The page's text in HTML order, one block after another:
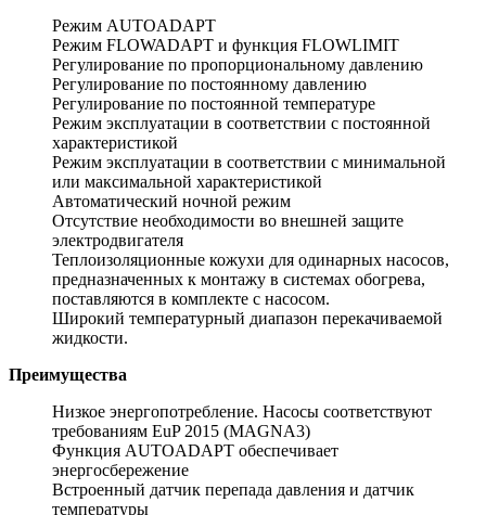
Режим AUTOADAPT
Режим FLOWADAPT и функция FLOWLIMIT
Регулирование по пропорциональному давлению
Регулирование по постоянному давлению
Регулирование по постоянной температуре
Режим эксплуатации в соответствии с постоянной
характеристикой
Режим эксплуатации в соответствии с минимальной
или максимальной характеристикой
Автоматический ночной режим
Отсутствие необходимости во внешней защите
электродвигателя
Теплоизоляционные кожухи для одинарных насосов,
предназначенных к монтажу в системах обогрева,
поставляются в комплекте с насосом.
Широкий температурный диапазон перекачиваемой
жидкости.
Преимущества
Низкое энергопотребление. Насосы соответствуют
требованиям EuP 2015 (MAGNA3)
Функция AUTOADAPT обеспечивает
энергосбережение
Встроенный датчик перепада давления и датчик
температуры